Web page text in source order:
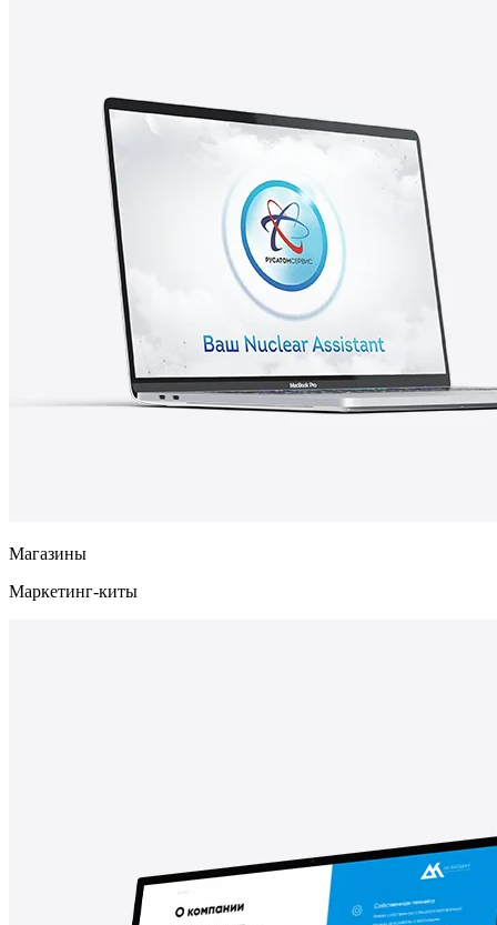
Магазины
Маркетинг-киты